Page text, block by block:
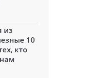
из
10
кто